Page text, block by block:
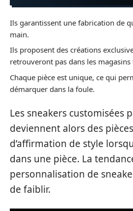
Ils garantissent une fabrication de
main.
Ils proposent des créations
retrouveront pas dans les
Chaque pièce est unique, ce qui
démarquer dans la foule.
Les sneakers customisées
deviennent alors des
d’affirmation de style
dans une pièce. La
personnalisation de
de faiblir.